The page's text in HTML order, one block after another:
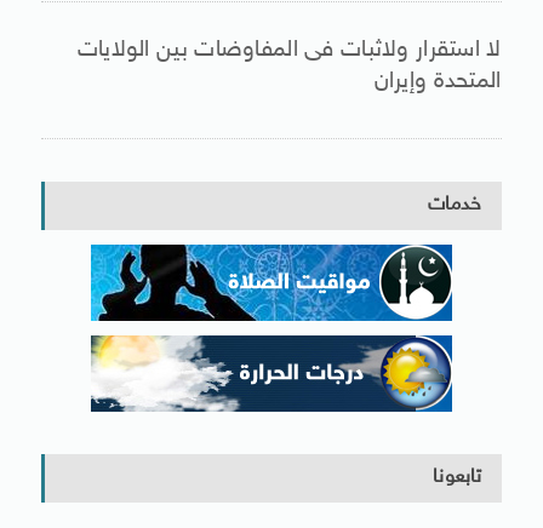
لا استقرار ولاثبات فى المفاوضات بين الولايات
المتحدة وإيران
خدمات
تابعونا